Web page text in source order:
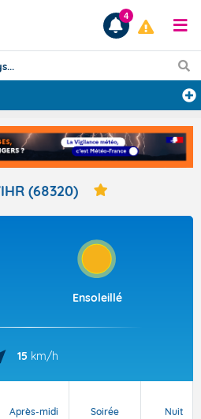
Prévisions
RÉSULTATS
Articles
4
(68320)
Ensoleillé
15 km/h
Après-midi Soirée Nuit